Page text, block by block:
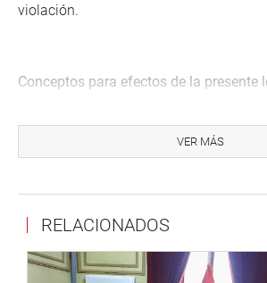
violación.
Conceptos para efectos de la presente
para devolver a la víctima a la
violación con medidas simbólicas
reconocimiento a la dignidad de las
Las medidas de satisfacción tienen el
VER MÁS
RELACIONADOS